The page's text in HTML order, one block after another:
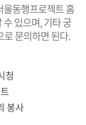
울동행프로젝트 홈
수 있으며, 기타 궁
문의하면 된다.
청
봉사